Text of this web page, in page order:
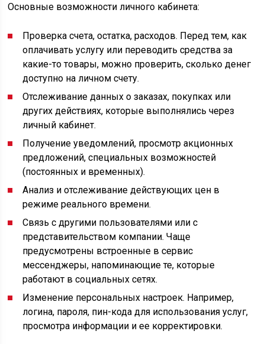
Основные возможности личного кабинета:
Проверка счета, остатка, расходов. Перед тем, как
оплачивать услугу или переводить средства за
какие-то товары, можно проверить, сколько денег
доступно на личном счету.
Отслеживание данных о заказах, покупках или
других действиях, которые выполнялись через
личный кабинет.
Получение уведомлений, просмотр акционных
предложений, специальных возможностей
(постоянных и временных).
Анализ и отслеживание действующих цен в
режиме реального времени.
Связь с другими пользователями или с
представительством компании. Чаще
предусмотрены встроенные в сервис
мессенджеры, напоминающие те, которые
работают в социальных сетях.
Изменение персональных настроек. Например,
логина, пароля, пин-кода для использования услуг,
просмотра информации и ее корректировки.